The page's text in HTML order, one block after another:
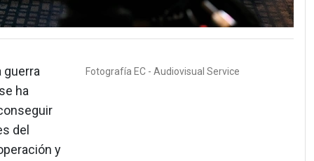
Fotografía EC - Audiovisual Service
ha
del
y